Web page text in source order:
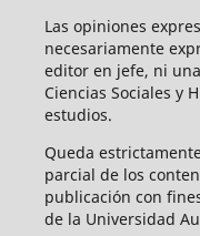
Las opiniones
necesariamente
editor en jefe, ni
Ciencias Sociales y
estudios.
Queda
parcial de los
publicación con
de la Universidad